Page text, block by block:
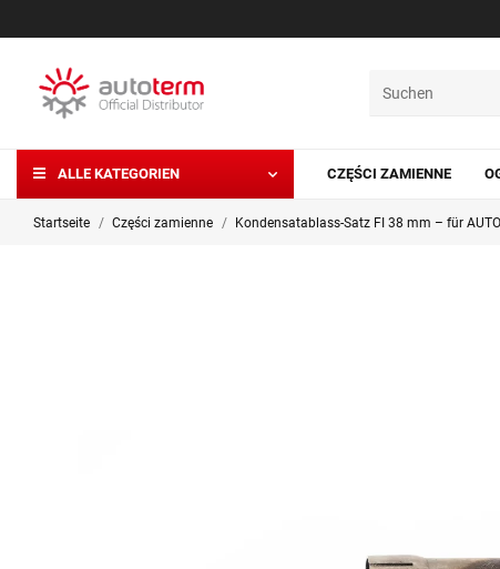
ALLE KATEGORIEN CZĘŚCI ZAMIENNE
Startseite Części zamienne Kondensatablass-Satz FI 38 mm – für